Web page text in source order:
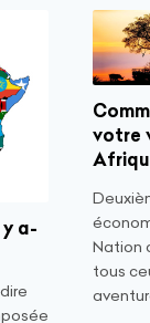
a-
votre
Nation
tous